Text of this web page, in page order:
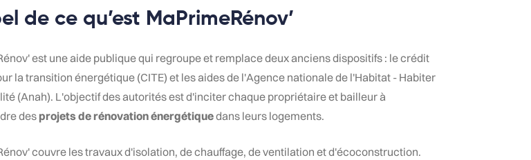
de ce qu’est MaPrimeRénov’
est une aide publique qui regroupe et remplace deux anciens dispositifs : le crédit
la transition énergétique (CITE) et les aides de l'Agence nationale de l'Habitat - Habiter
(Anah). L'objectif des autorités est d'inciter chaque propriétaire et bailleur à
desprojets de rénovation énergétiquedans leurs logements.
couvre les travaux d'isolation, de chauffage, de ventilation et d'écoconstruction.